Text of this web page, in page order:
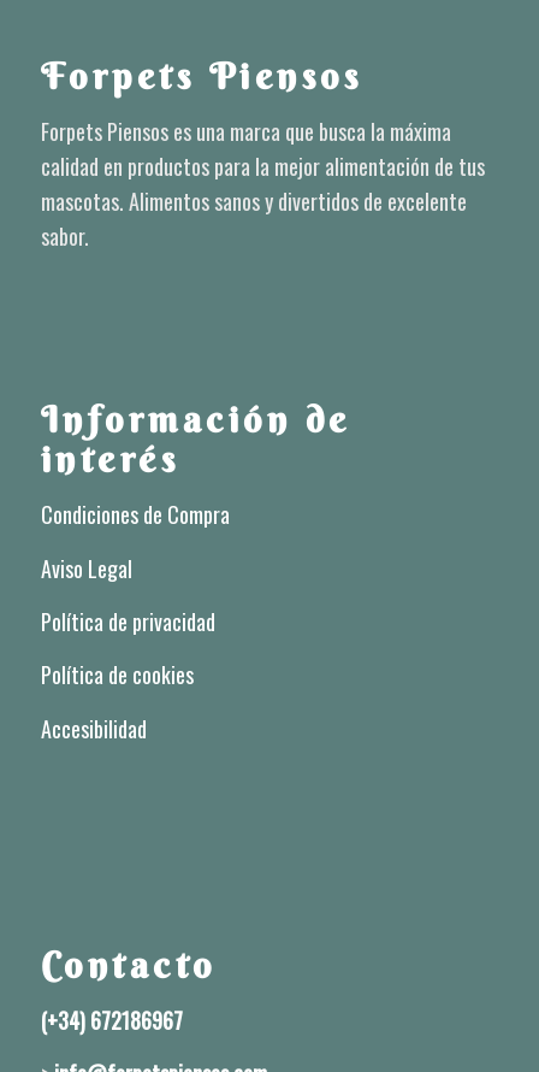
Forpets Piensos
Forpets Piensos es una marca que busca la máxima
calidad en productos para la mejor alimentación de tus
mascotas. Alimentos sanos y divertidos de excelente
sabor.
Información de
interés
Condiciones de Compra
Aviso Legal
Política de privacidad
Política de cookies
Accesibilidad
Contacto
(+34) 672186967